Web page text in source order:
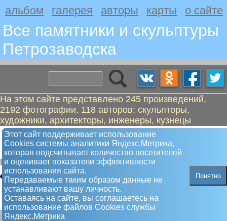
альбом галерея авторы карты о сайте
Все памятники и скульптуры
Петрозаводскa
На этом сайте представлено 245 произведений,
2192 фотографии. 118 авторов: скульпторы,
художники, архитекторы, инженеры, кузнецы
Этот сайт поддерживает использование
Сookies системы аналитики Яндекс.Метрика,
которая подсчитывает количество посетителей
и оценивает показатели эффективности
использования сайта.
Передаваемые таким образом данные не
устанавливают вашу личность.
Оставаясь на сайте, вы соглашаетесь на
использование файлов Сookies службы
Яндекс.Метрика
Понятно
Тимашов Денис Владимирович.
Гвардии младший сержант.
Памятник